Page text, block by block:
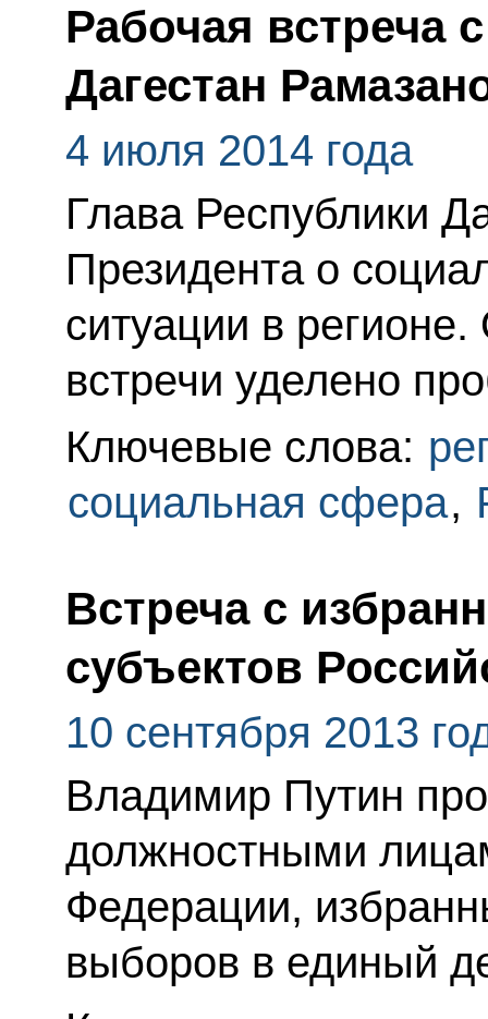
Рабочая встреча
Дагестан
4 июля 2014 года
Глава Республики
Президента о
ситуации в
встречи уделено
Ключевые слова:
социальная сфера,
Встреча с
субъектов
10 сентября 2013
Владимир Путин
должностными
Федерации,
выборов в единый